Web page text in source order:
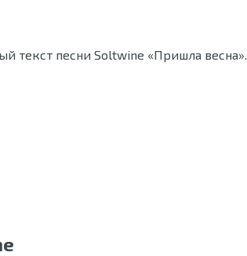
текст песни Soltwine «Пришла весна».